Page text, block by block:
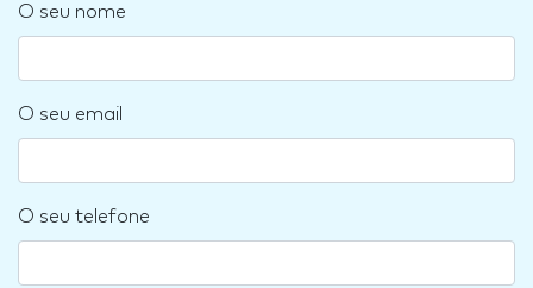
O seu nome
O seu email
O seu telefone